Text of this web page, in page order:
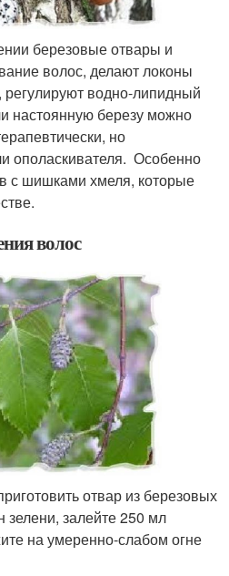
березовые отвары и
волос, делают локоны
водно-липидный
настоянную березу можно
но
ополаскивателя. Особенно
с шишками хмеля, которые
волос
отвар из березовых
зелени, залейте 250 мл
на умеренно-слабом огне